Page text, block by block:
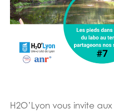
H2O’Lyon vous invite aux